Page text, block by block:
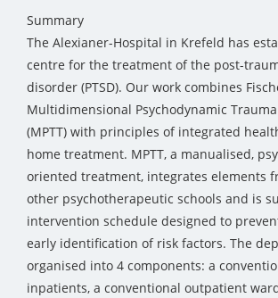
Summary
The Alexianer-Hospital in Krefeld has
centre for the treatment of the post-
disorder (PTSD). Our work combines
Multidimensional Psychodynamic
(MPTT) with principles of integrated
home treatment. MPTT, a manualised,
oriented treatment, integrates elements
other psychotherapeutic schools and is
intervention schedule designed to
early identification of risk factors. The
organised into 4 components: a
inpatients, a conventional outpatient